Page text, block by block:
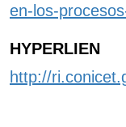
en-los-
HYPERLIEN
http://